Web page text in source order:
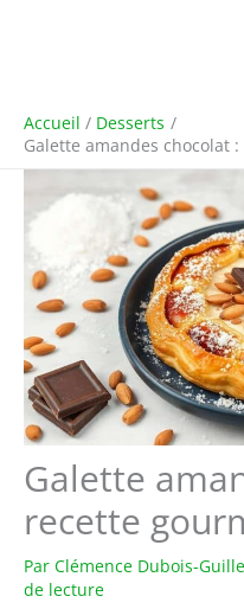
Accueil
Desserts
Galette amandes chocolat
Galette
recette
Par Clémence Dubois-
de lecture